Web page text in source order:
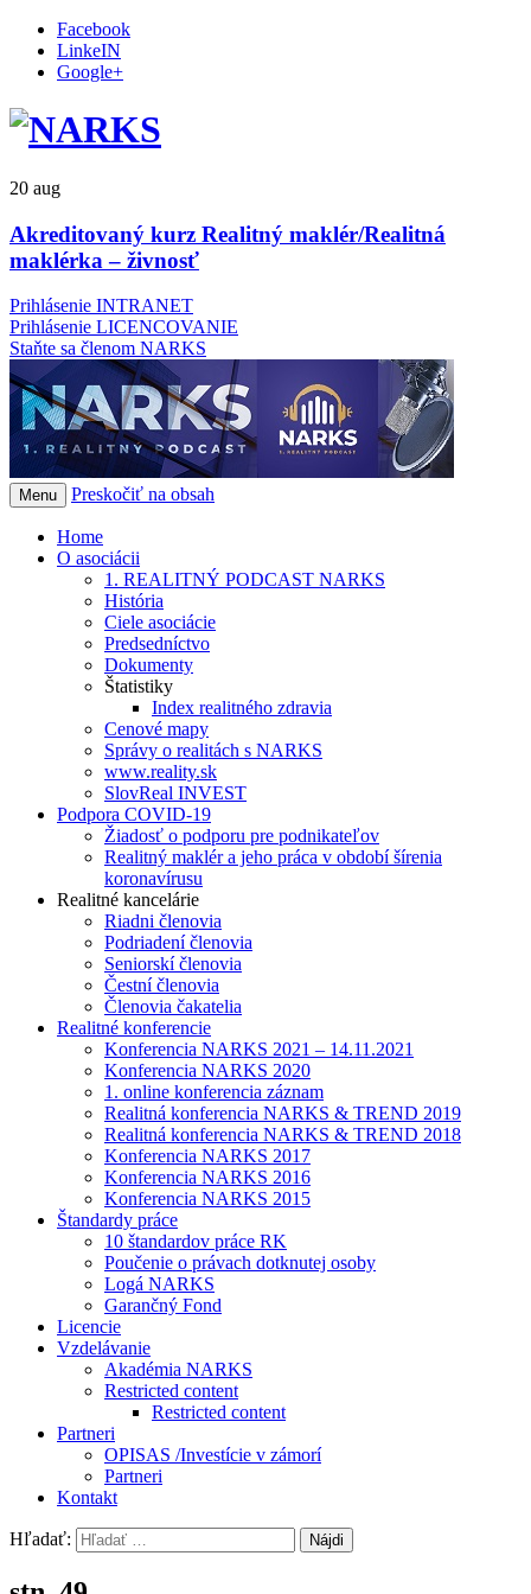
Facebook
LinkeIN
Google+
20 aug
Akreditovaný kurz Realitný maklér/Realitná
maklérka – živnosť
Prihlásenie INTRANET
Prihlásenie LICENCOVANIE
Staňte sa členom NARKS
Menu Preskočiť na obsah
Home
O asociácii
1. REALITNÝ PODCAST NARKS
História
Ciele asociácie
Predsedníctvo
Dokumenty
Štatistiky
Index realitného zdravia
Cenové mapy
Správy o realitách s NARKS
www.reality.sk
SlovReal INVEST
Podpora COVID-19
Žiadosť o podporu pre podnikateľov
Realitný maklér a jeho práca v období šírenia
koronavírusu
Realitné kancelárie
Riadni členovia
Podriadení členovia
Seniorskí členovia
Čestní členovia
Členovia čakatelia
Realitné konferencie
Konferencia NARKS 2021 – 14.11.2021
Konferencia NARKS 2020
1. online konferencia záznam
Realitná konferencia NARKS & TREND 2019
Realitná konferencia NARKS & TREND 2018
Konferencia NARKS 2017
Konferencia NARKS 2016
Konferencia NARKS 2015
Štandardy práce
10 štandardov práce RK
Poučenie o právach dotknutej osoby
Logá NARKS
Garančný Fond
Licencie
Vzdelávanie
Akadémia NARKS
Restricted content
Restricted content
Partneri
OPISAS /Investície v zámorí
Partneri
Kontakt
Hľadať: